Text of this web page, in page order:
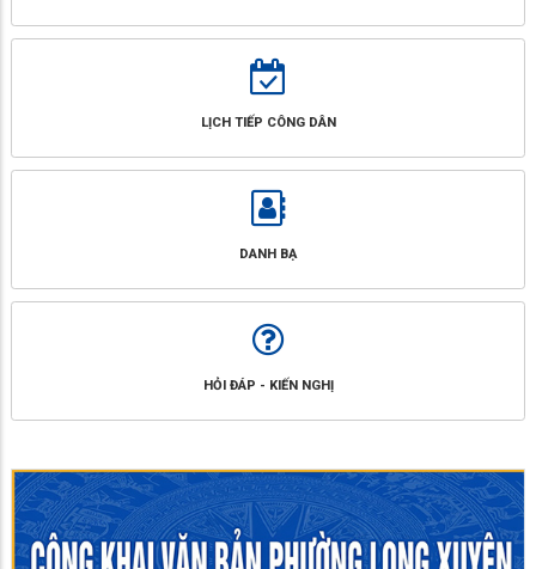
LỊCH TIẾP CÔNG DÂN
DANH BẠ
HỎI ĐÁP - KIẾN NGHỊ